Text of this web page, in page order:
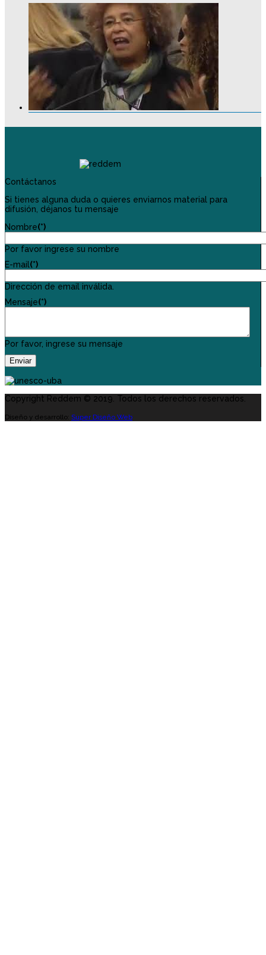
Contáctanos
Si tienes alguna duda o quieres enviarnos material para
difusión, déjanos tu mensaje
Nombre(*)
Por favor ingrese su nombre
E-mail(*)
Dirección de email inválida.
Mensaje(*)
Por favor, ingrese su mensaje
Enviar
Copyright Reddem © 2019. Todos los derechos reservados.
Diseño y desarrollo: Super Diseño Web